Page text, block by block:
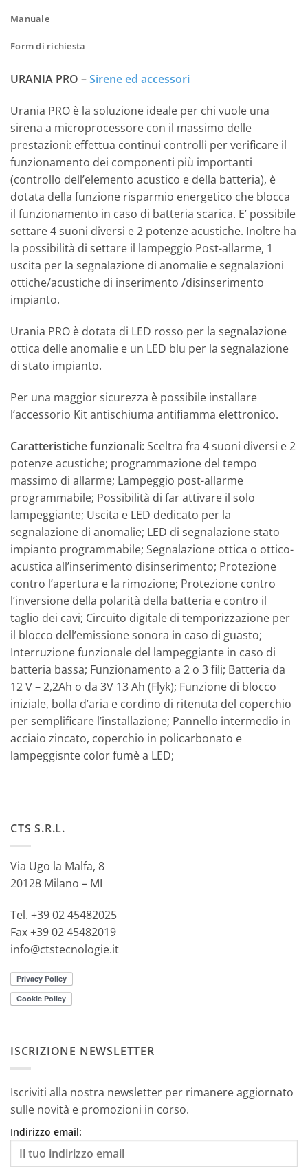
Manuale
Form di richiesta
URANIA PRO –Sirene ed accessori
Urania PRO è la soluzione ideale per chi vuole una
sirena a microprocessore con il massimo delle
prestazioni: effettua continui controlli per verificare il
funzionamento dei componenti più importanti
(controllo dell’elemento acustico e della batteria), è
dotata della funzione risparmio energetico che blocca
il funzionamento in caso di batteria scarica. E’ possibile
settare 4 suoni diversi e 2 potenze acustiche. Inoltre ha
la possibilità di settare il lampeggio Post-allarme, 1
uscita per la segnalazione di anomalie e segnalazioni
ottiche/acustiche di inserimento /disinserimento
impianto.
Urania PRO è dotata di LED rosso per la segnalazione
ottica delle anomalie e un LED blu per la segnalazione
di stato impianto.
Per una maggior sicurezza è possibile installare
l’accessorio Kit antischiuma antifiamma elettronico.
Caratteristiche funzionali:Sceltra fra 4 suoni diversi e 2
potenze acustiche; programmazione del tempo
massimo di allarme; Lampeggio post-allarme
programmabile; Possibilità di far attivare il solo
lampeggiante; Uscita e LED dedicato per la
segnalazione di anomalie; LED di segnalazione stato
impianto programmabile; Segnalazione ottica o ottico-
acustica all’inserimento disinserimento; Protezione
contro l’apertura e la rimozione; Protezione contro
l’inversione della polarità della batteria e contro il
taglio dei cavi; Circuito digitale di temporizzazione per
il blocco dell’emissione sonora in caso di guasto;
Interruzione funzionale del lampeggiante in caso di
batteria bassa; Funzionamento a 2 o 3 fili; Batteria da
12 V – 2,2Ah o da 3V 13 Ah (Flyk); Funzione di blocco
iniziale, bolla d’aria e cordino di ritenuta del coperchio
per semplificare l’installazione; Pannello intermedio in
acciaio zincato, coperchio in policarbonato e
lampeggisnte color fumè a LED;
CTS S.R.L.
Via Ugo la Malfa, 8
20128 Milano – MI
Tel. +39 02 45482025
Fax +39 02 45482019
info@ctstecnologie.it
ISCRIZIONE NEWSLETTER
Iscriviti alla nostra newsletter per rimanere aggiornato
sulle novità e promozioni in corso.
Indirizzo email: